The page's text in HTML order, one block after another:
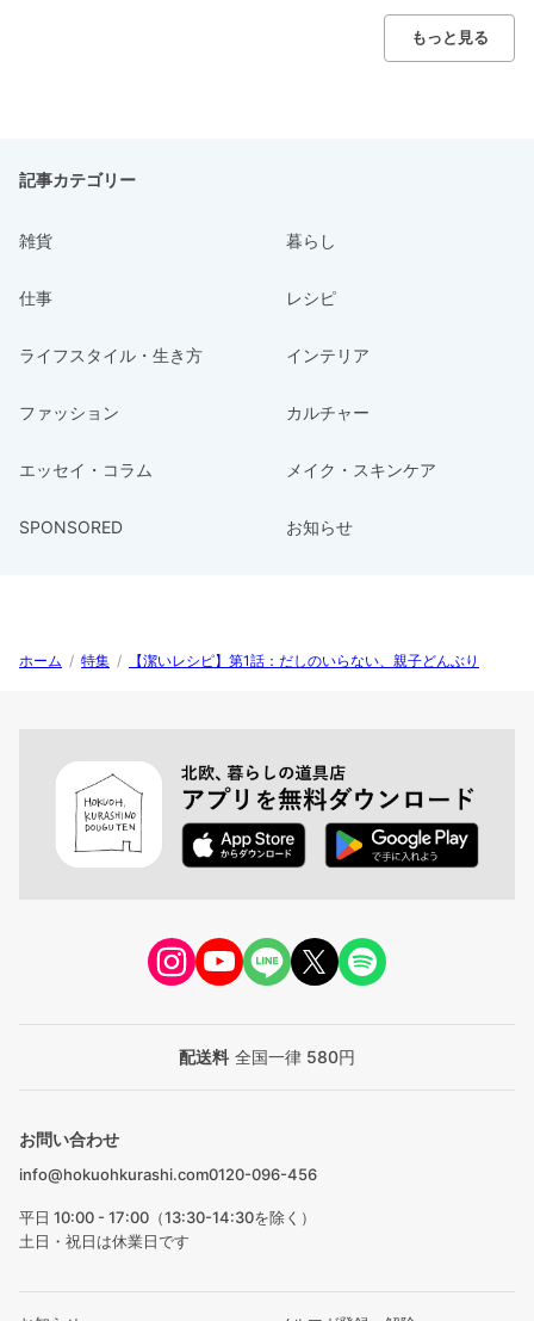
もっと見る
記事カテゴリー
雑貨 暮らし
仕事 レシピ
ライフスタイル・生き方 インテリア
ファッション カルチャー
エッセイ・コラム メイク・スキンケア
SPONSORED お知らせ
ホーム / 特集 / 【潔いレシピ】第1話：だしのいらない、親子どんぶり
配送料 全国一律 580円
お問い合わせ
info@hokuohkurashi.com0120-096-456
平日 10:00 - 17:00（13:30-14:30を除く）
土日・祝日は休業日です